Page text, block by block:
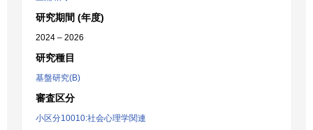
研究期間 (年度)
2024 – 2026
研究種目
基盤研究(B)
審査区分
小区分10010:社会心理学関連